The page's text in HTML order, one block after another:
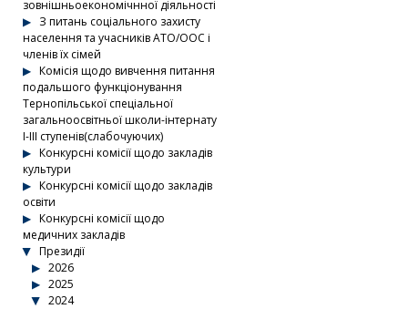
зовнішньоекономічнної діяльності
З питань соціального захисту
населення та учасників АТО/ООС і
членів їх сімей
Комісія щодо вивчення питання
подальшого функціонування
Тернопільської спеціальної
загальноосвітньої школи-інтернату
І-ІІІ ступенів(слабочуючих)
Конкурсні комісії щодо закладів
культури
Конкурсні комісії щодо закладів
освіти
Конкурсні комісії щодо
медичних закладів
Президії
2026
2025
2024